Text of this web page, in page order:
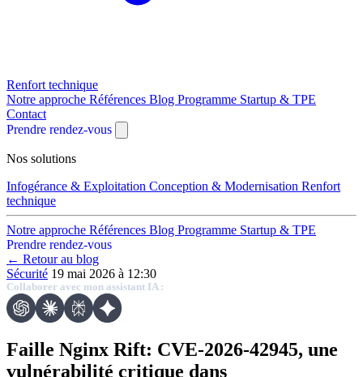
Renfort technique
Notre approche Références Blog Programme Startup & TPE
Contact
Prendre rendez-vous
Nos solutions
Infogérance & Exploitation Conception & Modernisation Renfort
technique
Notre approche Références Blog Programme Startup & TPE
Prendre rendez-vous
← Retour au blog
Sécurité 19 mai 2026 à 12:30
Collaborer avec mon assistant IA :
Faille Nginx Rift: CVE-2026-42945, une
vulnérabilité critique dans